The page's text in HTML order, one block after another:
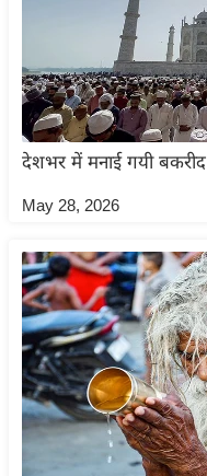
नी
ति
वि
श्ले
ष
स
म
सा
म
यि
क
मा
देशभर में मनाई गयी बकरीद
May 28, 2026